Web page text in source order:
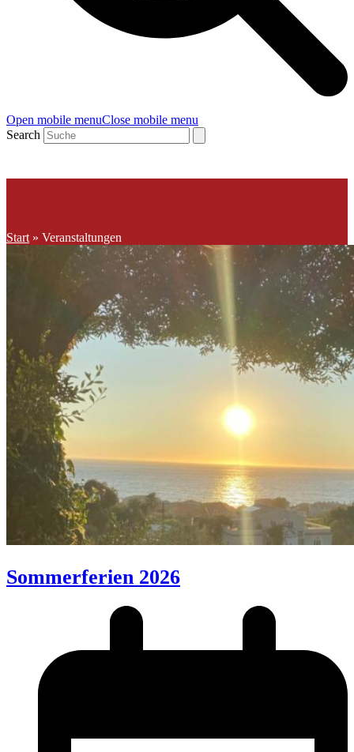
Open mobile menuClose mobile menu
Search
Start » Veranstaltungen
Sommerferien 2026